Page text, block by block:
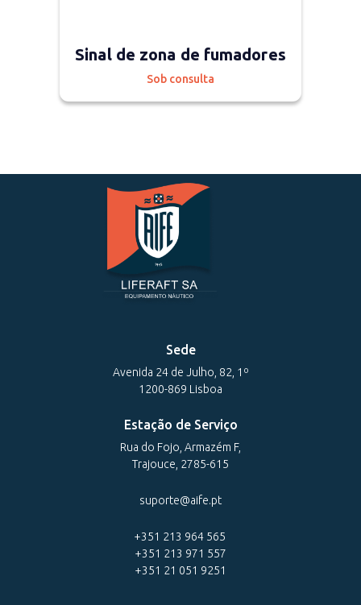
Sinal de zona de fumadores
Sob consulta
Sede
Avenida 24 de Julho, 82, 1º
1200-869 Lisboa
Estação de Serviço
Rua do Fojo, Armazém F,
Trajouce, 2785-615
suporte@aife.pt
+351 213 964 565
+351 213 971 557
+351 21 051 9251